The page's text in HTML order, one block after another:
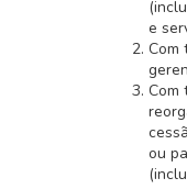
e
Com
Com
ou